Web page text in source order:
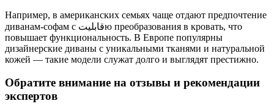
Например, в американских семьях чаще отдают предпочтение
диванам-софам с قابلیتю преобразования в кровать, что
повышает функциональность. В Европе популярны
дизайнерские диваны с уникальными тканями и натуральной
кожей — такие модели служат долго и выглядят престижно.
Обратите внимание на отзывы и рекомендации
экспертов